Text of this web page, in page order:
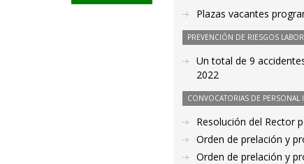
Plazas vacantes
PREVENCIÓN DE RIESGOS
Un total de 9
2022
CONVOCATORIAS DE PERSONAL
Resolución del Rector
Orden de prelación y
Orden de prelación y